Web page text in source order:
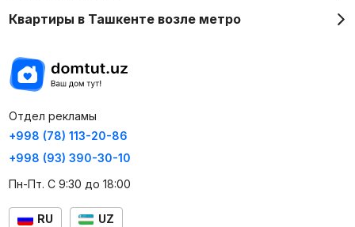
Квартиры в Ташкенте возле метро
Отдел рекламы
+998 (78) 113-20-86
+998 (93) 390-30-10
Пн-Пт. С 9:30 до 18:00
RU UZ